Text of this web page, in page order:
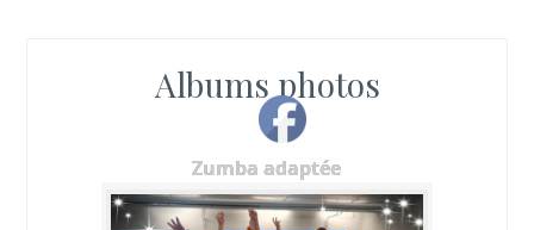
Albums photos
Zumba adaptée